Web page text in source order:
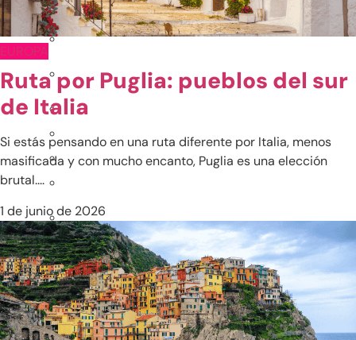
EUROPA
Ruta por Puglia: pueblos del sur
de Italia
Si estás pensando en una ruta diferente por Italia, menos
masificada y con mucho encanto, Puglia es una elección
brutal....
1 de junio de 2026